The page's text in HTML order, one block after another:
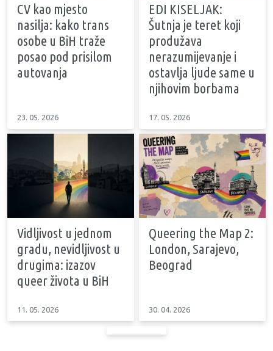
CV kao mjesto
nasilja: kako trans
osobe u BiH traže
posao pod prisilom
autovanja
23. 05. 2026
EDI KISELJAK:
Šutnja je teret koji
produžava
nerazumijevanje i
ostavlja ljude same u
njihovim borbama
17. 05. 2026
Vidljivost u jednom
gradu, nevidljivost u
drugima: izazov
queer života u BiH
11. 05. 2026
Queering the Map 2:
London, Sarajevo,
Beograd
30. 04. 2026